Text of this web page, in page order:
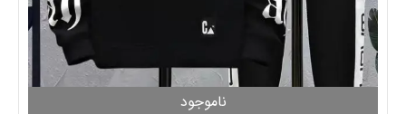
ناموجود